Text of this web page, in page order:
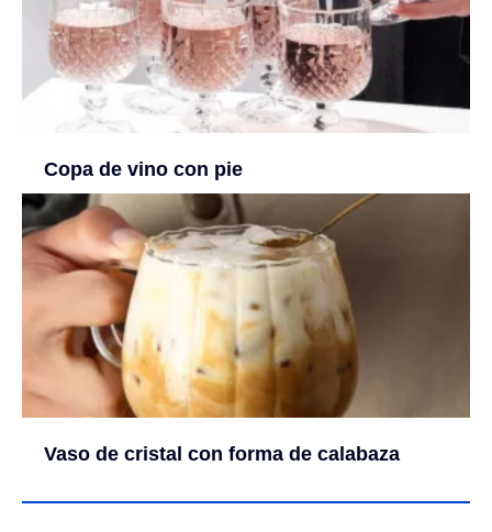
Copa de vino con pie
Vaso de cristal con forma de calabaza